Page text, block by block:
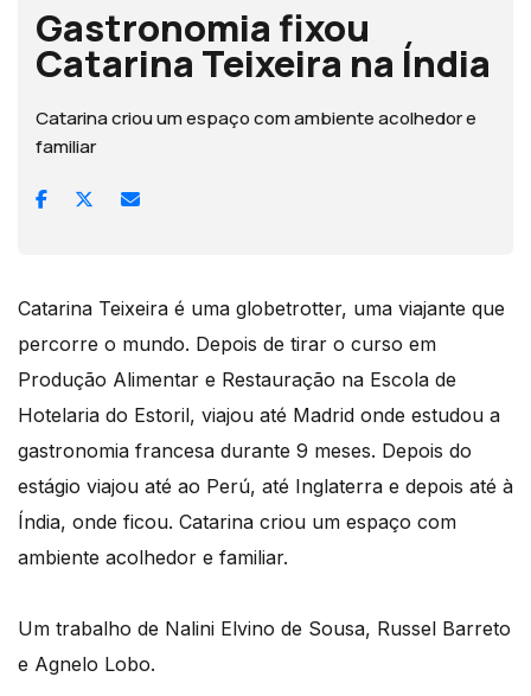
Gastronomia fixou
Catarina Teixeira na Índia
Catarina criou um espaço com ambiente acolhedor e
familiar
Catarina Teixeira é uma globetrotter, uma viajante que
percorre o mundo. Depois de tirar o curso em
Produção Alimentar e Restauração na Escola de
Hotelaria do Estoril, viajou até Madrid onde estudou a
gastronomia francesa durante 9 meses. Depois do
estágio viajou até ao Perú, até Inglaterra e depois até à
Índia, onde ficou. Catarina criou um espaço com
ambiente acolhedor e familiar.
Um trabalho de Nalini Elvino de Sousa, Russel Barreto
e Agnelo Lobo.